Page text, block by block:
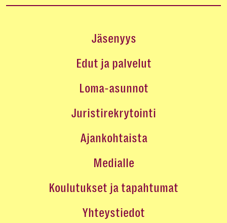
Jäsenyys
Edut ja palvelut
Loma-asunnot
Juristirekrytointi
Ajankohtaista
Medialle
Koulutukset ja tapahtumat
Yhteystiedot